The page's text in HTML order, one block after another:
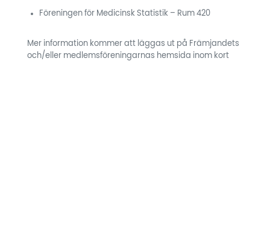
Föreningen för Medicinsk Statistik – Rum 420
Mer information kommer att läggas ut på Främjandets
och/eller medlemsföreningarnas hemsida inom kort